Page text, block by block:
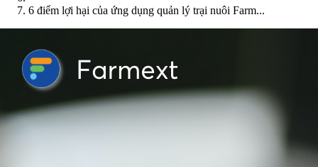
6 điểm lợi hại của ứng dụng quản lý trại nuôi Farm...